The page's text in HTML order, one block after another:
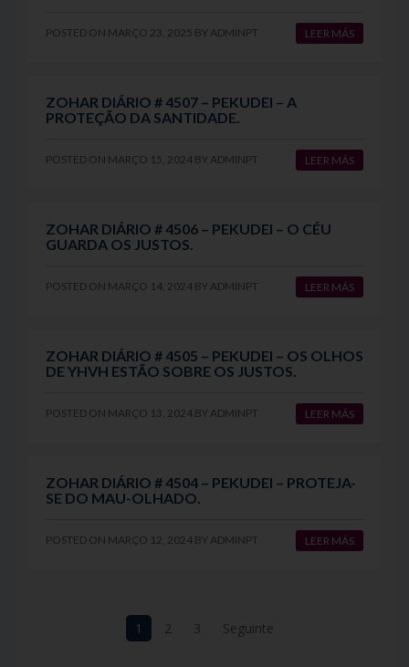
POSTED ON MARÇO 23, 2025 BY ADMINPT LEER MÁS
ZOHAR DIÁRIO # 4507 – PEKUDEI – A
PROTEÇÃO DA SANTIDADE.
POSTED ON MARÇO 15, 2024 BY ADMINPT LEER MÁS
ZOHAR DIÁRIO # 4506 – PEKUDEI – O CÉU
GUARDA OS JUSTOS.
POSTED ON MARÇO 14, 2024 BY ADMINPT LEER MÁS
ZOHAR DIÁRIO # 4505 – PEKUDEI – OS OLHOS
DE YHVH ESTÃO SOBRE OS JUSTOS.
POSTED ON MARÇO 13, 2024 BY ADMINPT LEER MÁS
ZOHAR DIÁRIO # 4504 – PEKUDEI – PROTEJA-
SE DO MAU-OLHADO.
POSTED ON MARÇO 12, 2024 BY ADMINPT LEER MÁS
Navegação
1 2 3 Seguinte